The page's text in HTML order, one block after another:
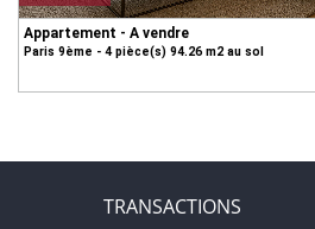
Appartement - A vendre
Paris 9ème - 4 pièce(s) 94.26 m2 au sol
TRANSACTIONS